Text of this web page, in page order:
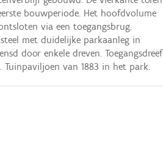
bouwperiode. Het hoofdvolume
via een toegangsbrug.
met duidelijke parkaanleg in
door enkele dreven. Toegangsdreef
van 1883 in het park.